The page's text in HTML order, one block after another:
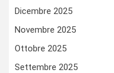
Dicembre 2025
Novembre 2025
Ottobre 2025
Settembre 2025